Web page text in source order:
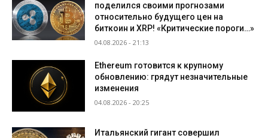
поделился своими прогнозами
относительно будущего цен на
биткоин и XRP! «Критические пороги…»
04.08.2026 - 21:13
Ethereum готовится к крупному
обновлению: грядут незначительные
изменения
04.08.2026 - 20:25
Итальянский гигант совершил